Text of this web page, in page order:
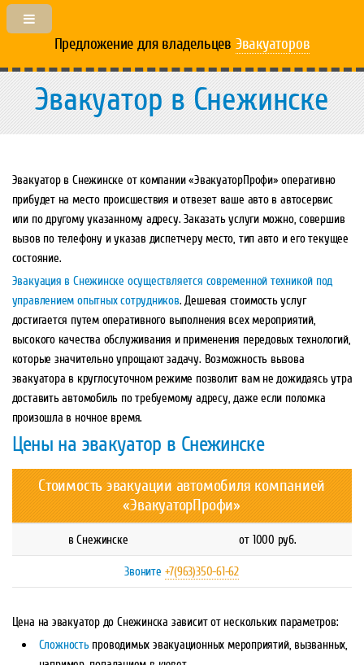
Предложение для владельцев Эвакуаторов
Эвакуатор в Снежинске
Эвакуатор в Снежинске от компании «ЭвакуаторПрофи» оперативно
прибудет на место происшествия и отвезет ваше авто в автосервис
или по другому указанному адресу. Заказать услуги можно, совершив
вызов по телефону и указав диспетчеру место, тип авто и его текущее
состояние.
Эвакуация в Снежинске осуществляется современной техникой под
управлением опытных сотрудников. Дешевая стоимость услуг
достигается путем оперативного выполнения всех мероприятий,
высокого качества обслуживания и применения передовых технологий,
которые значительно упрощают задачу. Возможность вызова
эвакуатора в круглосуточном режиме позволит вам не дожидаясь утра
доставить автомобиль по требуемому адресу, даже если поломка
произошла в ночное время.
Цены на эвакуатор в Снежинске
Стоимость эвакуации автомобиля компанией
«ЭвакуаторПрофи»
в Снежинске от 1000 руб.
Звоните +7(963)350-61-62
Цена на эвакуатор до Снежинска зависит от нескольких параметров:
Сложностьпроводимых эвакуационных мероприятий, вызванных,